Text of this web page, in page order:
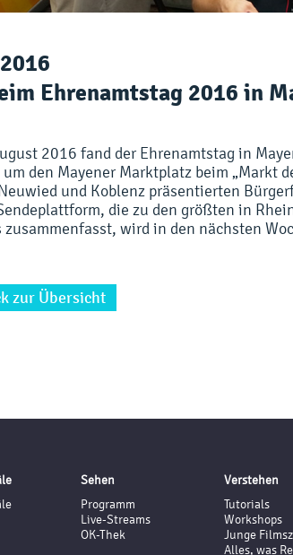
Ehrenamtstag 2016 in
2016 fand der Ehrenamtstag in
den Mayener Marktplatz beim „Markt
und Koblenz präsentierten
die zu den größten in
zusammenfasst, wird in den nächsten
zur Übersicht
Sehen
Programm
Live-Streams
OK-Thek
Verstehen
Tutorials
Workshops
Junge
Alles, was